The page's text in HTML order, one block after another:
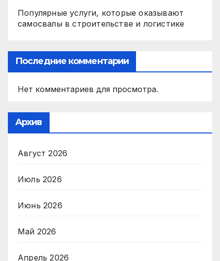
Популярные услуги, которые оказывают
самосвалы в строительстве и логистике
Последние комментарии
Нет комментариев для просмотра.
Архив
Август 2026
Июль 2026
Июнь 2026
Май 2026
Апрель 2026